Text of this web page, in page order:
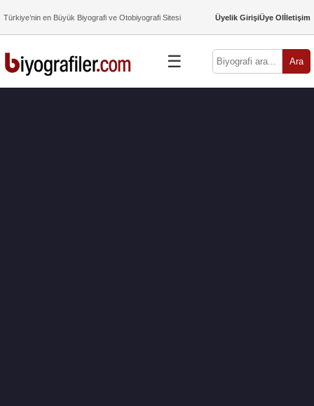
Türkiye’nin en Büyük Biyografi ve Otobiyografi Sitesi Üyelik GirişiÜye Olİletişim
☰ Ara